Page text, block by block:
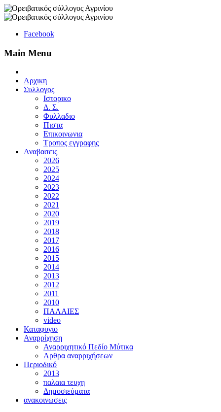
Facebook
Main Menu
Αρχικη
Συλλογος
Ιστορικο
Δ. Σ.
Φυλλαδιο
Πιστα
Επικοινωνια
Τροπος εγγραφης
Αναβασεις
2026
2025
2024
2023
2022
2021
2020
2019
2018
2017
2016
2015
2014
2013
2012
2011
2010
ΠΑΛΑΙΕΣ
video
Καταφυγιο
Αναρρίχηση
Αναρριχητικό Πεδίο Μύτικα
Αρθρα αναρριχήσεων
Περιοδικό
2013
παλαια τευχη
Δημοσιεύματα
ανακοινωσεις